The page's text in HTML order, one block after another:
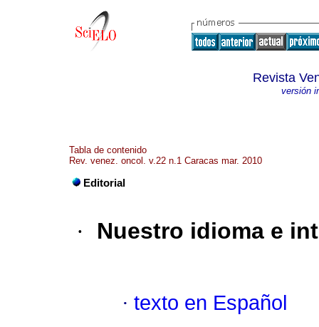
Revista
versión
Tabla de contenido
Rev. venez. oncol. v.22 n.1 Caracas mar. 2010
Editorial
· Nuestro idioma e
· texto en Español